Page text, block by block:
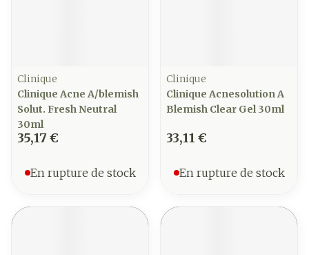
Clinique
Clinique Acne A/blemish
Solut. Fresh Neutral
30ml
35,17 €
En rupture de stock
Clinique
Clinique Acnesolution A
Blemish Clear Gel 30ml
33,11 €
En rupture de stock